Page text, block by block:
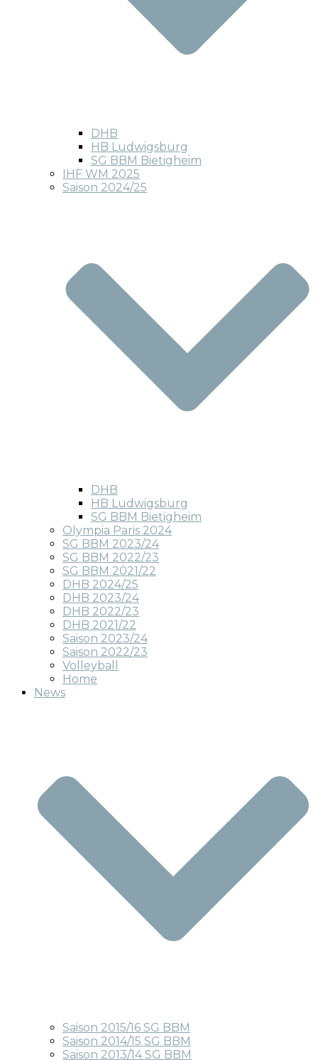
DHB
HB Ludwigsburg
SG BBM Bietigheim
IHF WM 2025
Saison 2024/25
DHB
HB Ludwigsburg
SG BBM Bietigheim
Olympia Paris 2024
SG BBM 2023/24
SG BBM 2022/23
SG BBM 2021/22
DHB 2024/25
DHB 2023/24
DHB 2022/23
DHB 2021/22
Saison 2023/24
Saison 2022/23
Volleyball
Home
News
Saison 2015/16 SG BBM
Saison 2014/15 SG BBM
Saison 2013/14 SG BBM